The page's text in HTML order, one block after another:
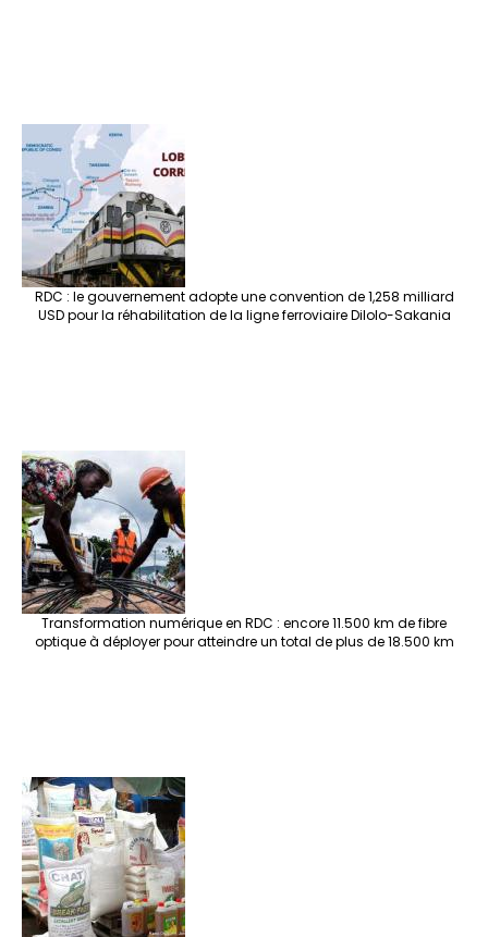
RDC : le gouvernement adopte une convention de 1,258 milliard
USD pour la réhabilitation de la ligne ferroviaire Dilolo-Sakania
Transformation numérique en RDC : encore 11.500 km de fibre
optique à déployer pour atteindre un total de plus de 18.500 km